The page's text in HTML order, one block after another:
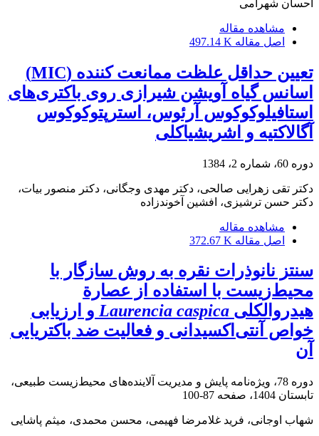
احسان شهرامی
مشاهده مقاله
اصل مقاله 497.14 K
تعیین حداقل علظت ممانعت کننده (MIC)
اسانس گیاه آویشن شیرازی روی باکتری‌های
استافیلوکوکوس آرئوس، استرپتوکوکوس
آگالاکتیه و اشریشیاکلی
دوره 60، شماره 2، 1384
دکتر تقی زهرایی صالحی، دکتر مهدی وجگانی، دکتر منصور بیات،
دکتر حسن ترشیزی، افشین آخوندزاده
مشاهده مقاله
اصل مقاله 372.67 K
سنتز نانوذرات نقره به روش سازگار با
محیط‌زیست با استفاده از عصارة
هیدروالکلی Laurencia caspica و ارزیابی
خواص آنتی‌اکسیدانی و فعالیت ضد باکتریایی
آن
دوره 78، ویژه‌نامه پایش و مدیریت آلاینده‌های محیط‌زیست طبیعی،
تابستان 1404، صفحه
87-100
شهاب اوجانی، فرید غلامرضا فهیمی، محسن محمدی، میثم پاشایی